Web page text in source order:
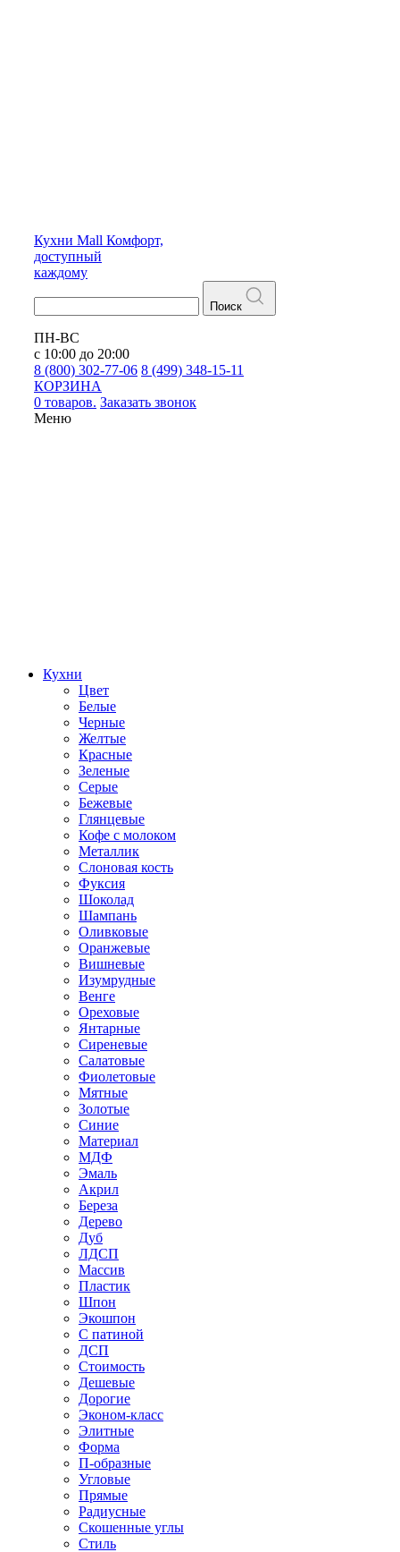
Кухни Mall Комфорт,
доступный
каждому
Поиск
ПН-ВС
с 10:00 до 20:00
8 (800) 302-77-06 8 (499) 348-15-11
КОРЗИНА
0 товаров. Заказать звонок
Меню
Кухни
Цвет
Белые
Черные
Желтые
Красные
Зеленые
Серые
Бежевые
Глянцевые
Кофе с молоком
Металлик
Слоновая кость
Фуксия
Шоколад
Шампань
Оливковые
Оранжевые
Вишневые
Изумрудные
Венге
Ореховые
Янтарные
Сиреневые
Салатовые
Фиолетовые
Мятные
Золотые
Синие
Материал
МДФ
Эмаль
Акрил
Береза
Дерево
Дуб
ЛДСП
Массив
Пластик
Шпон
Экошпон
С патиной
ДСП
Стоимость
Дешевые
Дорогие
Эконом-класс
Элитные
Форма
П-образные
Угловые
Прямые
Радиусные
Скошенные углы
Стиль